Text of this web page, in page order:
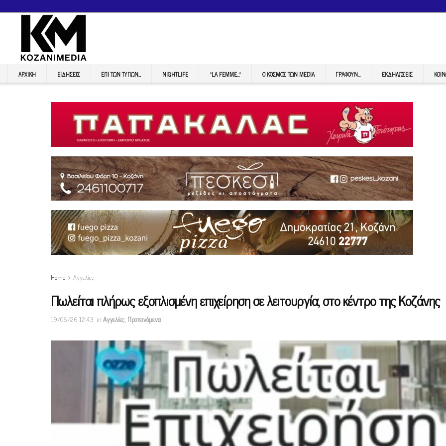
ΑΡΧΙΚΉ ΕΙΔΉΣΕΙΣ ΕΠI ΤΩΝ ΤΥΠΩΝ… NIGHTLIFE “LA FEMME…” Ο ΚΟΣΜΟΣ ΤΩΝ MEDIA ΓΡΆΦΟΥΝ… ΕΚΔΗΛΏΣΕΙΣ
Home Αγγελίες
Πωλείται πλήρως εξοπλισμένη επιχείρηση σε λειτουργία, στο κέντρο της Κοζάνης
19/06/26 12:43 inΑγγελίες,Προτεινόμενα